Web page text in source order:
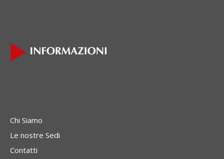
Chi Siamo
Le nostre Sedi
Contatti